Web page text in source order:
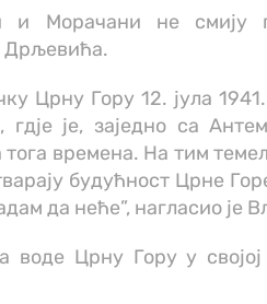
Морачани не смију
Дрљевића.
Црну Гору 12. јула
је, заједно са
тога времена. На тим
будућност Црне
да неће”, нагласио је
воде Црну Гору у